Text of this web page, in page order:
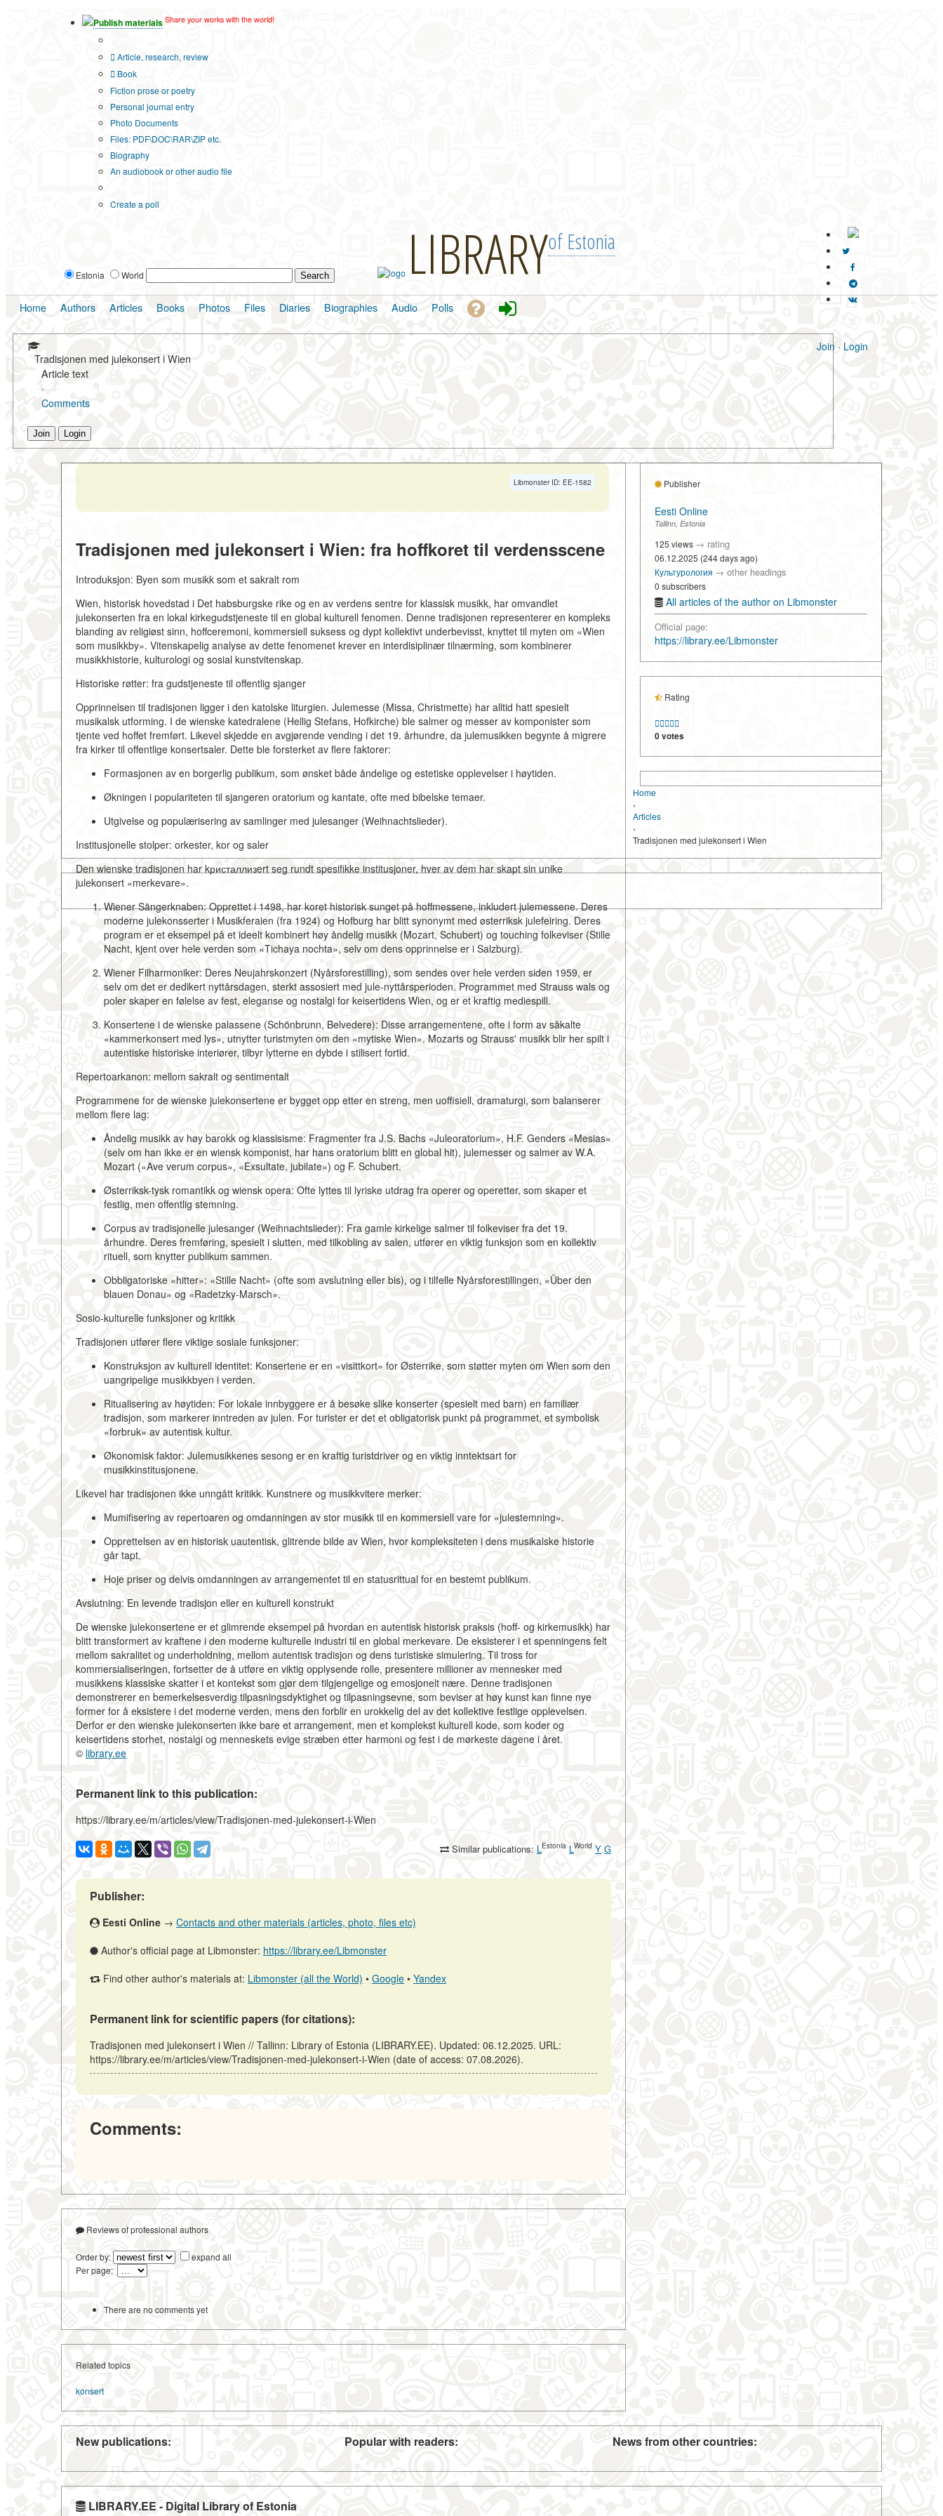
Publish materials Share your works with the world!
Article, research, review
Book
Fiction prose or poetry
Personal journal entry
Photo Documents
Files: PDF\DOC\RAR\ZIP etc.
Biography
An audiobook or other audio file
Create a poll
Estonia World LIBRARYof Estonia
Join · Login
Home Authors Articles Books Photos Files Diaries Biographies Audio Polls
Tradisjonen med julekonsert i Wien
Article text
·
Comments
Join Login
Libmonster ID: EE-1582
Tradisjonen med julekonsert i Wien: fra hoffkoret til verdensscene
Introduksjon: Byen som musikk som et sakralt rom
Wien, historisk hovedstad i Det habsburgske rike og en av verdens sentre for klassisk musikk, har omvandlet
julekonserten fra en lokal kirkegudstjeneste til en global kulturell fenomen. Denne tradisjonen representerer en kompleks
blanding av religiøst sinn, hoffceremoni, kommersiell suksess og dypt kollektivt underbevisst, knyttet til myten om «Wien
som musikkby». Vitenskapelig analyse av dette fenomenet krever en interdisiplinær tilnærming, som kombinerer
musikkhistorie, kulturologi og sosial kunstvitenskap.
Historiske røtter: fra gudstjeneste til offentlig sjanger
Opprinnelsen til tradisjonen ligger i den katolske liturgien. Julemesse (Missa, Christmette) har alltid hatt spesielt
musikalsk utforming. I de wienske katedralene (Hellig Stefans, Hofkirche) ble salmer og messer av komponister som
tjente ved hoffet fremført. Likevel skjedde en avgjørende vending i det 19. århundre, da julemusikken begynte å migrere
fra kirker til offentlige konsertsaler. Dette ble forsterket av flere faktorer:
Formasjonen av en borgerlig publikum, som ønsket både åndelige og estetiske opplevelser i høytiden.
Økningen i populariteten til sjangeren oratorium og kantate, ofte med bibelske temaer.
Utgivelse og populærisering av samlinger med julesanger (Weihnachtslieder).
Institusjonelle stolper: orkester, kor og saler
Den wienske tradisjonen har kристаллизert seg rundt spesifikke institusjoner, hver av dem har skapt sin unike
julekonsert «merkevare».
Wiener Sängerknaben:Opprettet i 1498, har koret historisk sunget på hoffmessene, inkludert julemessene. Deres
moderne julekonsserter i Musikferaien (fra 1924) og Hofburg har blitt synonymt med østerriksk julefeiring. Deres
program er et eksempel på et ideelt kombinert høy åndelig musikk (Mozart, Schubert) og touching folkeviser (Stille
Nacht, kjent over hele verden som «Tichaya nochta», selv om dens opprinnelse er i Salzburg).
Wiener Filharmoniker: Deres Neujahrskonzert (Nyårsforestilling), som sendes over hele verden siden 1959, er
selv om det er dedikert nyttårsdagen, sterkt assosiert med jule-nyttårsperioden. Programmet med Strauss wals og
poler skaper en følelse av fest, eleganse og nostalgi for keisertidens Wien, og er et kraftig mediespill.
Konsertene i de wienske palassene (Schönbrunn, Belvedere): Disse arrangementene, ofte i form av såkalte
«kammerkonsert med lys», utnytter turistmyten om den «mytiske Wien». Mozarts og Strauss' musikk blir her spilt i
autentiske historiske interiører, tilbyr lytterne en dybde i stilisert fortid.
Repertoarkanon: mellom sakralt og sentimentalt
Programmene for de wienske julekonsertene er bygget opp etter en streng, men uoffisiell, dramaturgi, som balanserer
mellom flere lag:
Åndelig musikk av høy barokk og klassisisme: Fragmenter fra J.S. Bachs «Juleoratorium», H.F. Genders «Mesias»
(selv om han ikke er en wiensk komponist, har hans oratorium blitt en global hit), julemesser og salmer av W.A.
Mozart («Ave verum corpus», «Exsultate, jubilate») og F. Schubert.
Østerriksk-tysk romantikk og wiensk opera: Ofte lyttes til lyriske utdrag fra operer og operetter, som skaper et
festlig, men offentlig stemning.
Corpus av tradisjonelle julesanger (Weihnachtslieder): Fra gamle kirkelige salmer til folkeviser fra det 19.
århundre. Deres fremføring, spesielt i slutten, med tilkobling av salen, utfører en viktig funksjon som en kollektiv
rituell, som knytter publikum sammen.
Obbligatoriske «hitter»: «Stille Nacht» (ofte som avslutning eller bis), og i tilfelle Nyårsforestillingen, «Über den
blauen Donau» og «Radetzky-Marsch».
Sosio-kulturelle funksjoner og kritikk
Tradisjonen utfører flere viktige sosiale funksjoner:
Konstruksjon av kulturell identitet: Konsertene er en «visittkort» for Østerrike, som støtter myten om Wien som den
uangripelige musikkbyen i verden.
Ritualisering av høytiden: For lokale innbyggere er å besøke slike konserter (spesielt med barn) en familiær
tradisjon, som markerer inntreden av julen. For turister er det et obligatorisk punkt på programmet, et symbolisk
«forbruk» av autentisk kultur.
Økonomisk faktor: Julemusikkenes sesong er en kraftig turistdriver og en viktig inntektsart for
musikkinstitusjonene.
Likevel har tradisjonen ikke unngått kritikk. Kunstnere og musikkvitere merker:
Mumifisering av repertoaren og omdanningen av stor musikk til en kommersiell vare for «julestemning».
Opprettelsen av en historisk uautentisk, glitrende bilde av Wien, hvor kompleksiteten i dens musikalske historie
går tapt.
Hoje priser og delvis omdanningen av arrangementet til en statusrittual for en bestemt publikum.
Avslutning: En levende tradisjon eller en kulturell konstrukt
De wienske julekonsertene er et glimrende eksempel på hvordan en autentisk historisk praksis (hoff- og kirkemusikk) har
blitt transformert av kraftene i den moderne kulturelle industri til en global merkevare. De eksisterer i et spenningens felt
mellom sakralitet og underholdning, mellom autentisk tradisjon og dens turistiske simulering. Til tross for
kommersialiseringen, fortsetter de å utføre en viktig opplysende rolle, presentere millioner av mennesker med
musikkens klassiske skatter i et kontekst som gjør dem tilgjengelige og emosjonelt nære. Denne tradisjonen
demonstrerer en bemerkelsesverdig tilpasningsdyktighet og tilpasningsevne, som beviser at høy kunst kan finne nye
former for å eksistere i det moderne verden, mens den forblir en urokkelig del av det kollektive festlige opplevelsen.
Derfor er den wienske julekonserten ikke bare et arrangement, men et komplekst kulturell kode, som koder og
keisertidens storhet, nostalgi og menneskets evige stræben etter harmoni og fest i de mørkeste dagene i året.
© library.ee
Permanent link to this publication:
https://library.ee/m/articles/view/Tradisjonen-med-julekonsert-i-Wien
Similar publications: LEstonia LWorld Y G
Publisher:
Eesti Online → Contacts and other materials (articles, photo, files etc)
Author's official page at Libmonster: https://library.ee/Libmonster
Find other author's materials at: Libmonster (all the World) • Google • Yandex
Permanent link for scientific papers (for citations):
Tradisjonen med julekonsert i Wien // Tallinn: Library of Estonia (LIBRARY.EE). Updated: 06.12.2025. URL:
https://library.ee/m/articles/view/Tradisjonen-med-julekonsert-i-Wien (date of access: 07.08.2026).
Comments:
Reviews of professional authors
Order by:
expand all
Per page:
There are no comments yet
Related topics
konsert
Publisher
Eesti Online
Tallinn, Estonia
125 views → rating
06.12.2025 (244 days ago)
Культурология → other headings
0 subscribers
All articles of the author on Libmonster
Official page:
https://library.ee/Libmonster
Rating

0 votes
New publications: Popular with readers: News from other countries:
LIBRARY.EE - Digital Library of Estonia
Home
›
Articles
›
Tradisjonen med julekonsert i Wien